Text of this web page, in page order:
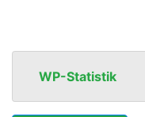
WP-Statistik